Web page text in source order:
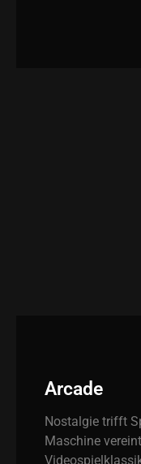
Arcade
Nostalgie trifft
Maschine